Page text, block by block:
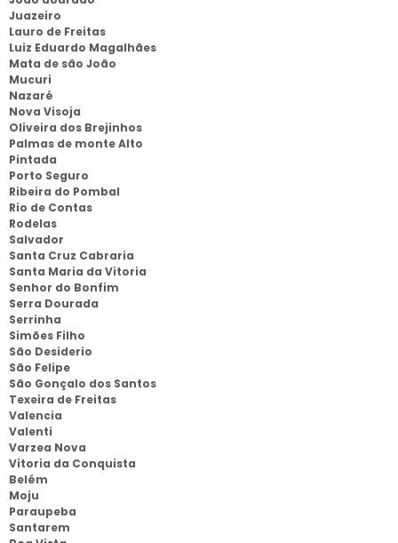
Juazeiro
Lauro de Freitas
Luiz Eduardo Magalhães
Mata de são João
Mucuri
Nazaré
Nova Visoja
Oliveira dos Brejinhos
Palmas de monte Alto
Pintada
Porto Seguro
Ribeira do Pombal
Rio de Contas
Rodelas
Salvador
Santa Cruz Cabraria
Santa Maria da Vitoria
Senhor do Bonfim
Serra Dourada
Serrinha
Simões Filho
São Desiderio
São Felipe
São Gonçalo dos Santos
Texeira de Freitas
Valencia
Valenti
Varzea Nova
Vitoria da Conquista
Belém
Moju
Paraupeba
Santarem